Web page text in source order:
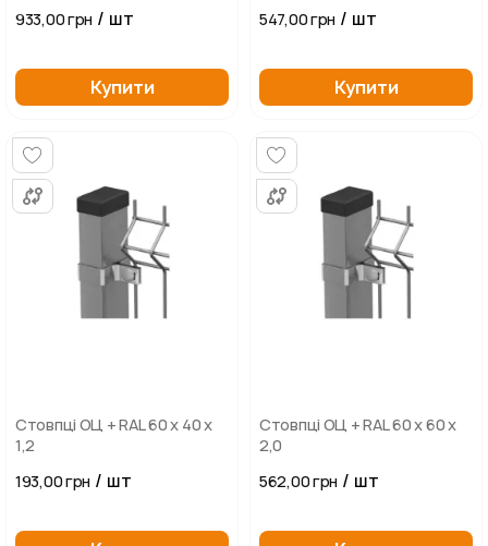
933,00 грн / шт
Купити
547,00 грн / шт
Купити
Стовпці ОЦ + RAL 60 х 40 х
1,2
193,00 грн / шт
Стовпці ОЦ + RAL 60 х 60 х
2,0
562,00 грн / шт